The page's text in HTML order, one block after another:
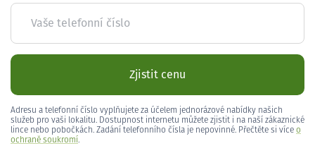
Vaše telefonní číslo
Zjistit cenu
Adresu a telefonní číslo vyplňujete za účelem jednorázové nabídky našich
služeb pro vaši lokalitu. Dostupnost internetu můžete zjistit i na naší zákaznické
lince nebo pobočkách. Zadání telefonního čísla je nepovinné. Přečtěte si více o
ochraně soukromí.